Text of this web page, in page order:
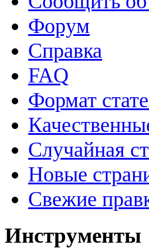
Форум
Справка
FAQ
Формат
Случайная
Новые
Свежие
Инструменты